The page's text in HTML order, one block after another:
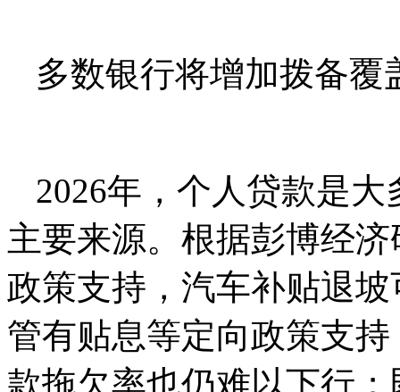
多数银行将增加拨备覆
2026年，个人贷款是
主要来源。根据彭博经
政策支持，汽⻋补贴退
管有贴息等定向政策⽀
款拖欠率也仍难以下行